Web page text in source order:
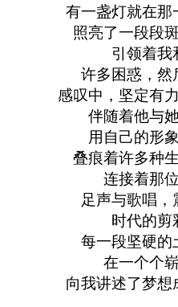
有一盏灯就在那
照亮了一段段
引领着我
许多困惑，然
感叹中，坚定有
伴随着他与
用自己的形
叠痕着许多种
连接着那
足声与歌唱，
时代的剪
每一段坚硬的
在一个个
向我讲述了梦